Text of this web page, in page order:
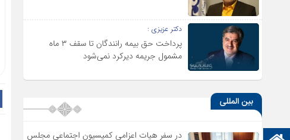
دکتر عزیزی :
پرداخت حق بیمه رانندگان تا سقف ۳ ماه
مشمول جریمه دیرکرد نمی‌شود
بین المللی
در سفر هیات اعزامی کمیسیون اجتماعی مجلس